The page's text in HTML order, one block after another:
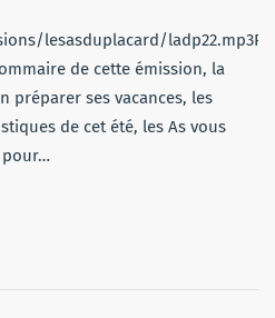
lesasduplacard/
de cette émission, la
préparer ses vacances, les
de cet été, les As vous
pour…